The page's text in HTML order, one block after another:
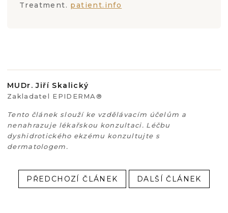
Treatment. patient.info
MUDr. Jiří Skalický
Zakladatel EPIDERMA®
Tento článek slouží ke vzdělávacím účelům a
nenahrazuje lékařskou konzultaci. Léčbu
dyshidrotického ekzému konzultujte s
dermatologem.
PŘEDCHOZÍ ČLÁNEK DALŠÍ ČLÁNEK